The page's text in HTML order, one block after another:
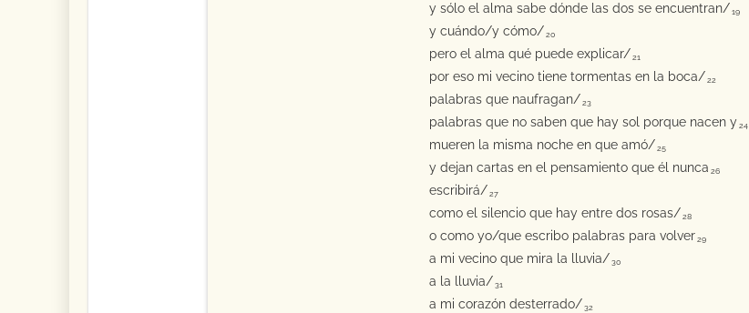
y sólo el alma sabe dónde las dos se encuentran/ 19
y cuándo/y cómo/ 20
pero el alma qué puede explicar/ 21
por eso mi vecino tiene tormentas en la boca/ 22
palabras que naufragan/ 23
palabras que no saben que hay sol porque nacen y 24
mueren la misma noche en que amó/ 25
y dejan cartas en el pensamiento que él nunca 26
escribirá/ 27
como el silencio que hay entre dos rosas/ 28
o como yo/que escribo palabras para volver 29
a mi vecino que mira la lluvia/ 30
a la lluvia/ 31
a mi corazón desterrado/ 32